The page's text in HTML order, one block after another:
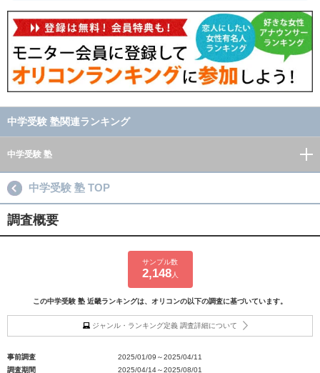
中学受験 塾関連ランキング
中学受験 塾
中学受験 塾 TOP
調査概要
サンプル数
2,148人
この中学受験 塾 近畿ランキングは、オリコンの以下の調査に基づいています。
ジャンル・ランキング定義 調査詳細について
事前調査
2025/01/09～2025/04/11
調査期間
2025/04/14～2025/08/01